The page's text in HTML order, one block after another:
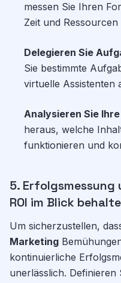
messen Sie Ihren
Zeit und
Delegieren Sie
Sie bestimmte
virtuelle Assistenten
Analysieren Sie
heraus, welche
funktionieren und
5. Erfolgsmessung
ROI im Blick
Um sicherzustellen,
Marketing
kontinuierliche
unerlässlich. Definieren